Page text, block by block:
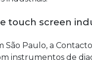
touch screen
São Paulo, a
instrumentos de